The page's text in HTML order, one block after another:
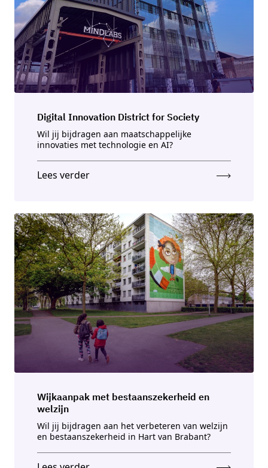
Digital Innovation District for Society
Wil jij bijdragen aan maatschappelijke
innovaties met technologie en AI?
Lees verder
Wĳkaanpak met bestaanszekerheid en
welzĳn
Wil jij bijdragen aan het verbeteren van welzijn
en bestaanszekerheid in Hart van Brabant?